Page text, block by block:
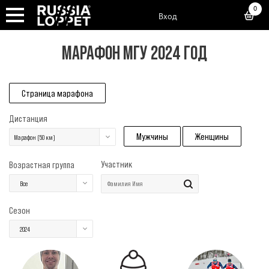
Вход
0
МАРАФОН МГУ 2024 ГОД
Страница марафона
Дистанция
Марафон (50 км) Мужчины Женщины
Возрастная группа
Все
Участник
Сезон
2024